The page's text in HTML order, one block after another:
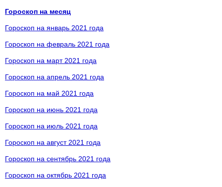
Гороскоп на месяц
Гороскоп на январь 2021 года
Гороскоп на февраль 2021 года
Гороскоп на март 2021 года
Гороскоп на апрель 2021 года
Гороскоп на май 2021 года
Гороскоп на июнь 2021 года
Гороскоп на июль 2021 года
Гороскоп на август 2021 года
Гороскоп на сентябрь 2021 года
Гороскоп на октябрь 2021 года